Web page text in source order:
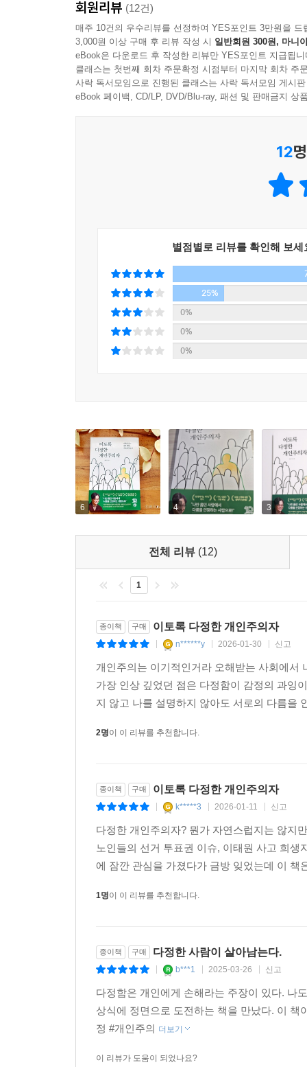
타인의 도움을 필요로 한다. 그래서 인간을 ‘사회
하는 이유이기도 하다. 철학과 윤리학은 오늘날
지키며, 이 세상에서 더불어 살아가는 길을 제시한
플라톤의 정의론부터 마이클 샌델의 공동체주의까
균형 잡힌 시각으로 세상을 바라보는 철학 수업!
타인의 생각과 가치관을 존중해야 함을 아는 어른
1장에서는 애덤 스미스나 공자의 사상 등 타인을
이름 하에서 용인될 수 있는 행동의 선은 어디까지
3장은 사회에서 겪는 갈등을 멈추는 데 필요한
거장인 피터 싱어의 사상까지 과거와 현대의 사
환경보호, 장애인 문제와 같이 사회의 구조적인
다양한 정보를 찾아보고, 관점을 넓혀 더 바람직
회원리뷰 (12건)
매주 10건의 우수리뷰를 선정하여 YES포인트 3만원을 드
3,000원 이상 구매 후 리뷰 작성 시 일반회원 300원, 마니
eBook은 다운로드 후 작성한 리뷰만 YES포인트 지급됩니
클래스는 첫번째 회차 주문확정 시점부터 마지막 회차 주
사락 독서모임으로 진행된 클래스는 사락 독서모임 게시
eBook 페이백, CD/LP, DVD/Blu-ray, 패션 및 판매금지 상
12
별점별로 리뷰를 확인해 보세
25%
0%
0%
0%
6 4 3
전체 리뷰 (12)
1
종이책 구매 이토록 다정한 개인주의자
n******y 2026-01-30 신고
개인주의는 이기적인거라 오해받는 사회에서
가장 인상 깊었던 점은 다정함이 감정의 과잉
지 않고 나를 설명하지 않아도 서로의 다름을
2명이 이 리뷰를 추천합니다.
종이책 구매 이토록 다정한 개인주의자
k*****3 2026-01-11 신고
다정한 개인주의자? 뭔가 자연스럽지는 않지
노인들의 선거 투표권 이슈, 이태원 사고 희
에 잠깐 관심을 가졌다가 금방 잊었는데 이
1명이 이 리뷰를 추천합니다.
종이책 구매 다정한 사람이 살아남는다.
b***1 2025-03-26 신고
다정함은 개인에게 손해라는 주장이 있다. 나
상식에 정면으로 도전하는 책을 만났다. 이
정 #개인주의 더보기
이 리뷰가 도움이 되었나요?